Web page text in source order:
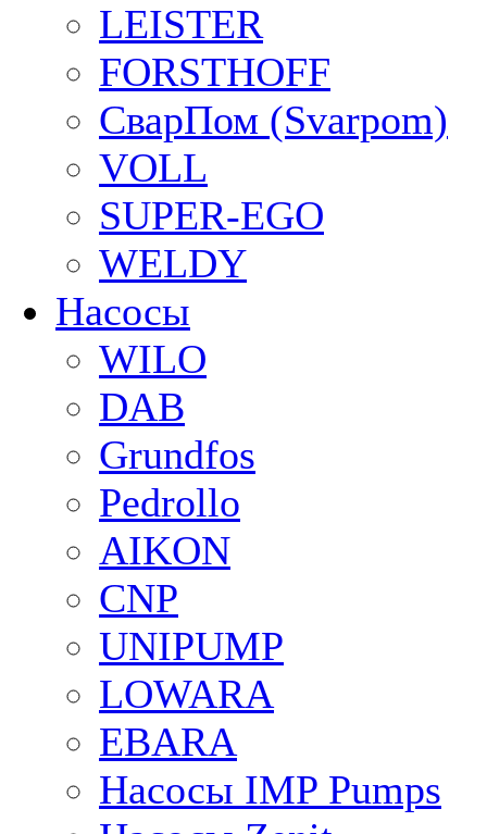
LEISTER
FORSTHOFF
СварПом (Svarpom)
VOLL
SUPER-EGO
WELDY
Насосы
WILO
DAB
Grundfos
Pedrollo
AIKON
CNP
UNIPUMP
LOWARA
EBARA
Насосы IMP Pumps